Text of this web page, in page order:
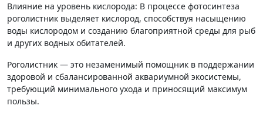
Влияние на уровень кислорода: В процессе фотосинтеза
роголистник выделяет кислород, способствуя насыщению
воды кислородом и созданию благоприятной среды для рыб
и других водных обитателей.
Роголистник — это незаменимый помощник в поддержании
здоровой и сбалансированной аквариумной экосистемы,
требующий минимального ухода и приносящий максимум
пользы.